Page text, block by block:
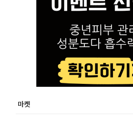
마켓